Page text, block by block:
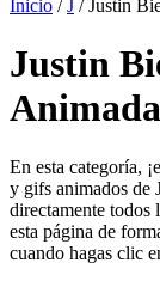
Inicio /J / Justin
Justin
En esta categoría,
y gifs animados de
directamente todos
esta página de
cuando hagas clic